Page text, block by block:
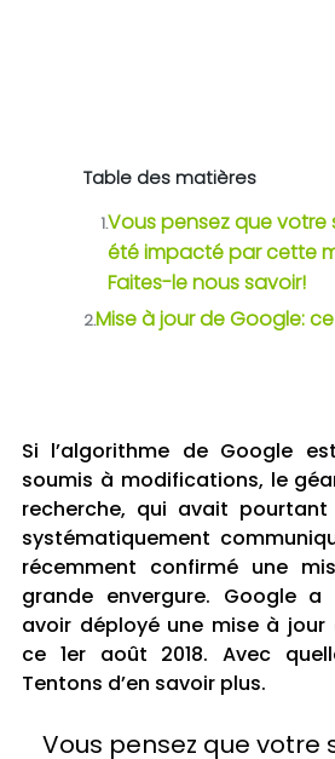
Table des matières
1.Vous pensez que votre
été impacté par cette
Faites-le nous savoir!
2.Mise à jour de Google:
Si l’algorithme de Google
soumis à modifications, le
recherche, qui avait
systématiquement
récemment confirmé une
grande envergure. Google
avoir déployé une mise à
ce 1er août 2018. Avec
Tentons d’en savoir plus.
Vous pensez que votre